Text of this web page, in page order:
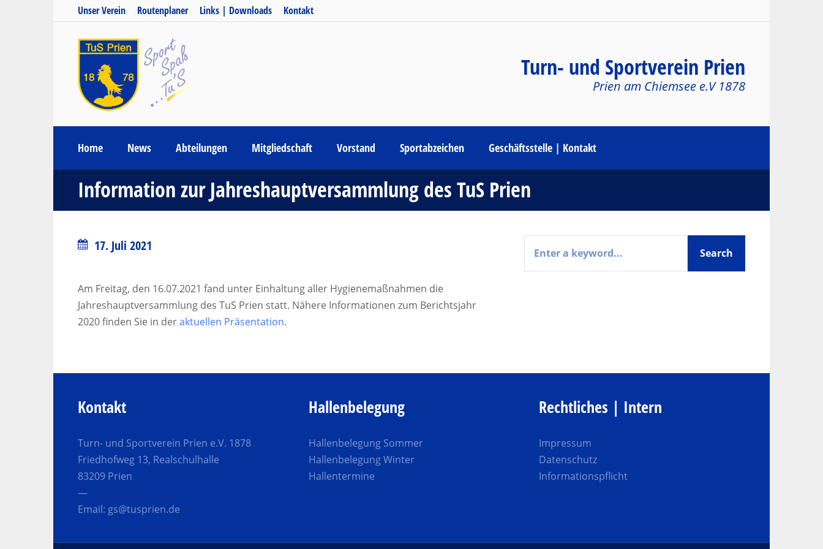
Unser Verein Routenplaner Links | Downloads Kontakt
Turn- und Sportverein Prien
Prien am Chiemsee e.V 1878
Home News Abteilungen Mitgliedschaft Vorstand Sportabzeichen Geschäftsstelle | Kontakt
Information zur Jahreshauptversammlung des TuS Prien
17. Juli 2021
Am Freitag, den 16.07.2021 fand unter Einhaltung aller Hygienemaßnahmen die
Jahreshauptversammlung des TuS Prien statt. Nähere Informationen zum Berichtsjahr
2020 finden Sie in deraktuellen Präsentation.
Kontakt
Turn- und Sportverein Prien e.V. 1878
Friedhofweg 13, Realschulhalle
83209 Prien
—
Email: gs@tusprien.de
Hallenbelegung
Hallenbelegung Sommer
Hallenbelegung Winter
Hallentermine
Rechtliches | Intern
Impressum
Datenschutz
Informationspflicht